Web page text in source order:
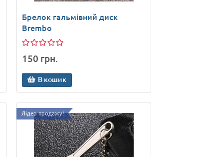
Брелок гальмівний диск
Brembo
150 грн.
В кошик
Лідер продажу!